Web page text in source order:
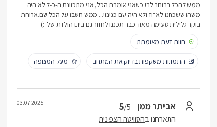
ממש להכל ברוחב לב! כשאני אומרת הכל, אני מתכוונת ה-כ-ל.לא היה
משהו ששכחנו לארוז ולא היה שם כגיבוי... ממש חשבו על הכל שם.ארוחת
בוקר גלילית טעימה מאוד.כבר תכננו לחזור גם ביום הולדת שלי :)
חוות דעת מאומתת
התמונות משקפות בדיוק את המתחם מעל המצופה
אביתר ממן 5/5
התארחנו בהסוויטה הצפונית
03.07.2025